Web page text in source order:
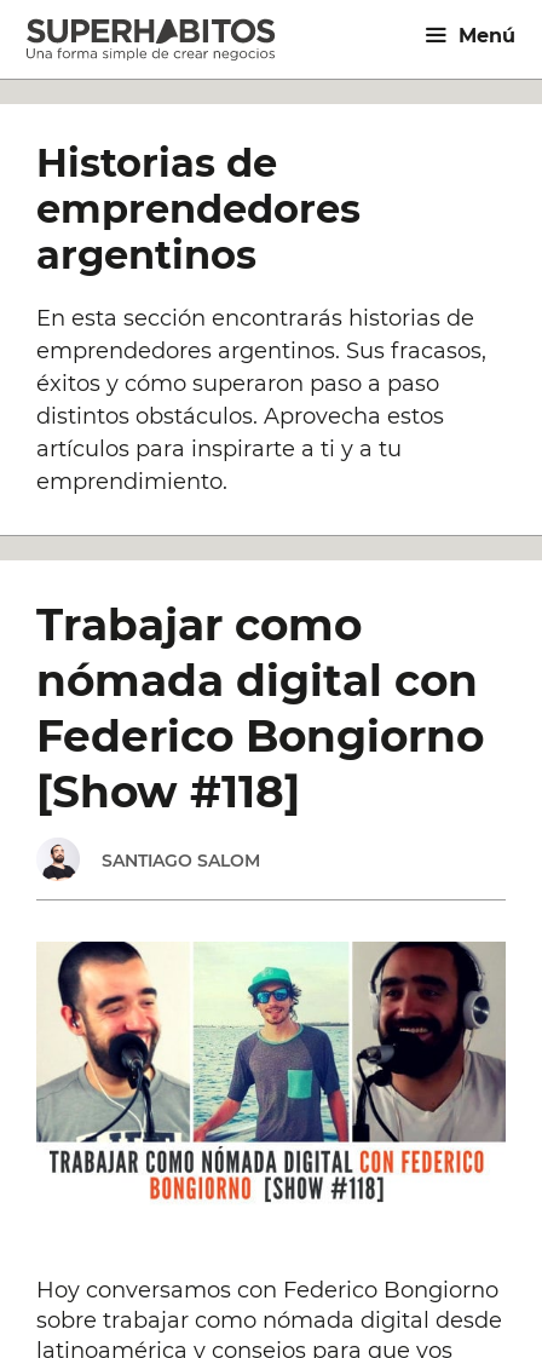
Saltar
contenido
Menú
Historias de
emprendedores
argentinos
En esta sección encontrarás historias de
emprendedores argentinos. Sus fracasos,
éxitos y cómo superaron paso a paso
distintos obstáculos. Aprovecha estos
artículos para inspirarte a ti y a tu
emprendimiento.
Trabajar como
nómada digital con
Federico Bongiorno
[Show #118]
SANTIAGO SALOM
Hoy conversamos con Federico Bongiorno
sobre trabajar como nómada digital desde
latinoamérica y consejos para que vos